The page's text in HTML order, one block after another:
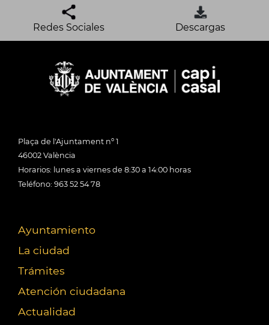
Redes Sociales Descargas
Plaça de l'Ajuntament nº 1
46002 València
Horarios: lunes a viernes de 8:30 a 14:00 horas
Teléfono: 963 52 54 78
Ayuntamiento
La ciudad
Trámites
Atención ciudadana
Actualidad